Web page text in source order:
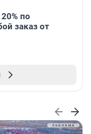
по
заказ от